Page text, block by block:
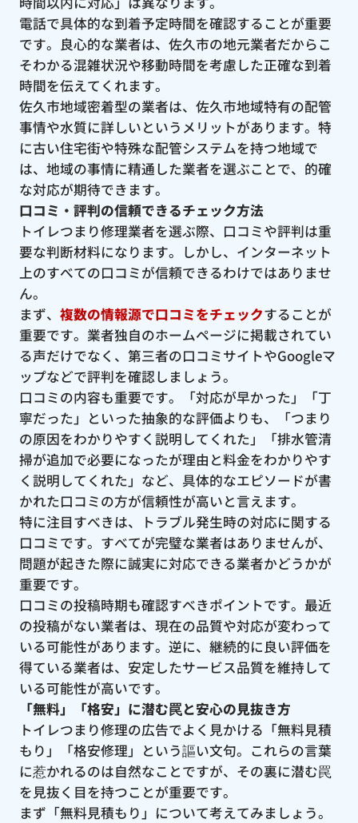
電話で具体的な到着予定時間を確認することが重要
です。良心的な業者は、佐久市の地元業者だからこ
そわかる混雑状況や移動時間を考慮した正確な到着
時間を伝えてくれます。
佐久市地域密着型の業者は、佐久市地域特有の配管
事情や水質に詳しいというメリットがあります。特
に古い住宅街や特殊な配管システムを持つ地域で
は、地域の事情に精通した業者を選ぶことで、的確
な対応が期待できます。
口コミ・評判の信頼できるチェック方法
トイレつまり修理業者を選ぶ際、口コミや評判は重
要な判断材料になります。しかし、インターネット
上のすべての口コミが信頼できるわけではありませ
ん。
まず、 複数の情報源で口コミをチェックすることが
重要です。業者独自のホームページに掲載されてい
る声だけでなく、第三者の口コミサイトやGoogleマ
ップなどで評判を確認しましょう。
口コミの内容も重要です。「対応が早かった」「丁
寧だった」といった抽象的な評価よりも、「つまり
の原因をわかりやすく説明してくれた」「排水管清
掃が追加で必要になったが理由と料金をわかりやす
く説明してくれた」など、具体的なエピソードが書
かれた口コミの方が信頼性が高いと言えます。
特に注目すべきは、トラブル発生時の対応に関する
口コミです。すべてが完璧な業者はありませんが、
問題が起きた際に誠実に対応できる業者かどうかが
重要です。
口コミの投稿時期も確認すべきポイントです。最近
の投稿がない業者は、現在の品質や対応が変わって
いる可能性があります。逆に、継続的に良い評価を
得ている業者は、安定したサービス品質を維持して
いる可能性が高いです。
「無料」「格安」に潜む罠と安心の見抜き方
トイレつまり修理の広告でよく見かける「無料見積
もり」「格安修理」という謳い文句。これらの言葉
に惹かれるのは自然なことですが、その裏に潜む罠
を見抜く目を持つことが重要です。
まず「無料見積もり」について考えてみましょう。